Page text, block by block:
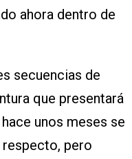
ahora dentro de
secuencias de
que presentará
unos meses se
pero